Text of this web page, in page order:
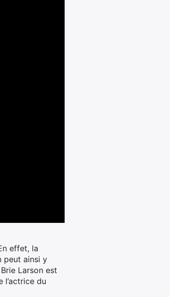
effet, la
peut ainsi y
Larson est
l’actrice du